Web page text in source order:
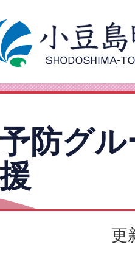
防グ
更